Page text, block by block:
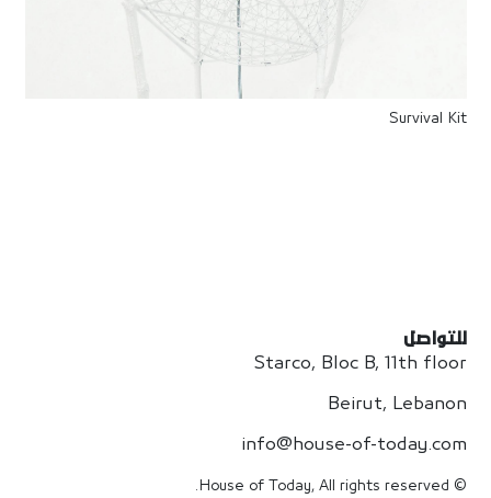
Survival Kit
للتواصل
Starco, Bloc B, 11th floor
Beirut, Lebanon
info@house-of-today.com
© House of Today, All rights reserved.